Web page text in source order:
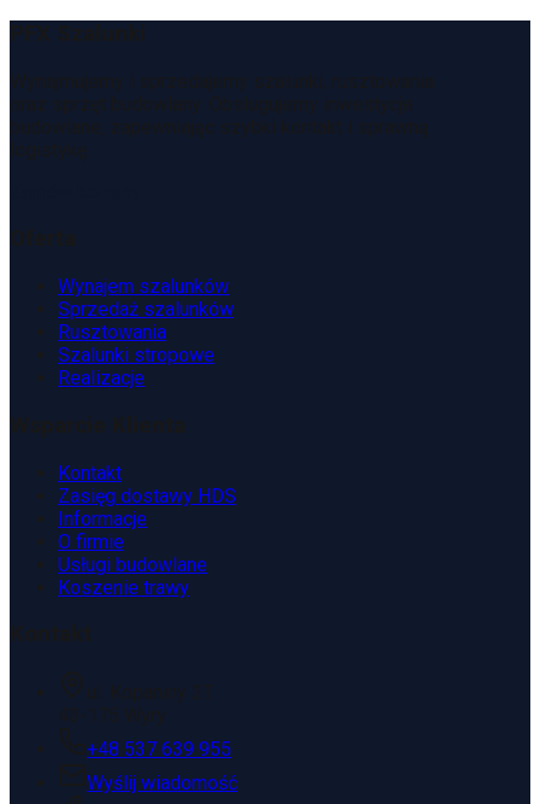
Wynajem szalunków
Sprzedaż szalunków
Rusztowania
Szalunki stropowe
Realizacje
Kontakt
Zasięg dostawy HDS
Informacje
O firmie
Usługi budowlane
Koszenie trawy
+48 537 639 955
Wyślij wiadomość